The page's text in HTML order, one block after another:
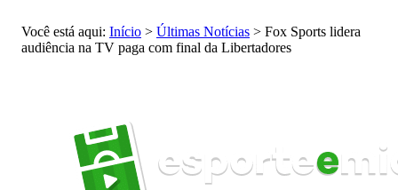
Você está aqui: Início > Últimas Notícias > Fox Sports lidera
audiência na TV paga com final da Libertadores